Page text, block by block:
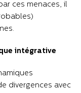
ces menaces, il
intégrative
divergences avec